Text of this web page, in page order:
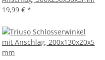
19,99 € *